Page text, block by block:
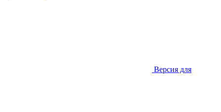
Версия для